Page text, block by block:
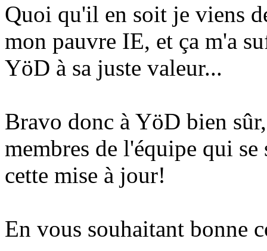
Quoi qu'il en soit je viens
mon pauvre IE, et ça m'a
YöD à sa juste valeur...
Bravo donc à YöD bien
membres de l'équipe qui
cette mise à jour!
En vous souhaitant bonne